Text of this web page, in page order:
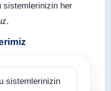
sistemlerinizin her
sistemlerinizin